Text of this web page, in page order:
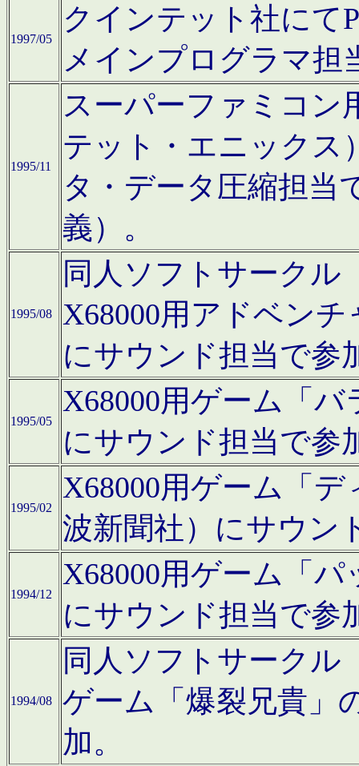
1997/05
クインテット社にて
メインプログラマ担
1995/11
スーパーファミコン
テット・エニックス
タ・データ圧縮担当
義）。
1995/08
同人ソフトサークル
X68000用アドベン
にサウンド担当で参
1995/05
X68000用ゲーム「
にサウンド担当で参
1995/02
X68000用ゲーム「
波新聞社）にサウン
1994/12
X68000用ゲーム「
にサウンド担当で参
1994/08
同人ソフトサークル
ゲーム「爆裂兄貴」
加。